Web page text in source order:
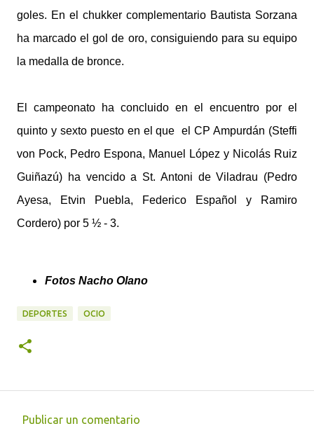
goles. En el chukker complementario Bautista Sorzana
ha marcado el gol de oro, consiguiendo para su equipo
la medalla de bronce.
El campeonato ha concluido en el encuentro por el
quinto y sexto puesto en el que el CP Ampurdán (Steffi
von Pock, Pedro Espona, Manuel López y Nicolás Ruiz
Guiñazú) ha vencido a St. Antoni de Viladrau (Pedro
Ayesa, Etvin Puebla, Federico Español y Ramiro
Cordero) por 5 ½ - 3.
Fotos Nacho Olano
DEPORTES OCIO
Publicar un comentario